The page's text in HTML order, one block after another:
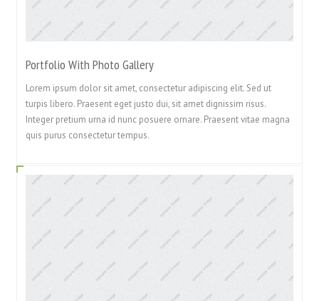
Portfolio With Photo Gallery
Lorem ipsum dolor sit amet, consectetur adipiscing elit. Sed ut
turpis libero. Praesent eget justo dui, sit amet dignissim risus.
Integer pretium urna id nunc posuere ornare. Praesent vitae magna
quis purus consectetur tempus.